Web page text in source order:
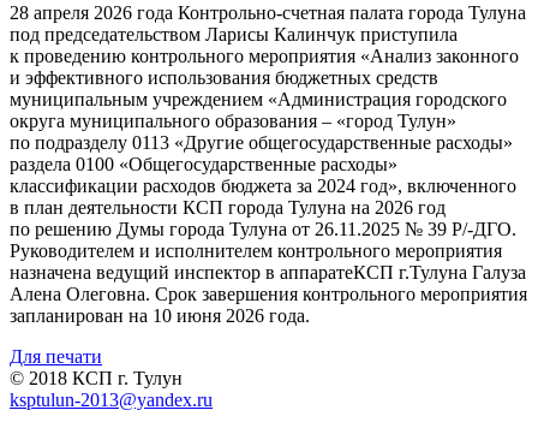
28 апреля 2026 года Контрольно-счетная палата города Тулуна
под председательством Ларисы Калинчук приступила
к проведению контрольного мероприятия «Анализ законного
и эффективного использования бюджетных средств
муниципальным учреждением «Администрация городского
округа муниципального образования – «город Тулун»
по подразделу 0113 «Другие общегосударственные расходы»
раздела 0100 «Общегосударственные расходы»
классификации расходов бюджета за 2024 год», включенного
в план деятельности КСП города Тулуна на 2026 год
по решению Думы города Тулуна от 26.11.2025 № 39 Р/-ДГО.
Руководителем и исполнителем контрольного мероприятия
назначена ведущий инспектор в аппаратеКСП г.Тулуна Галуза
Алена Олеговна. Срок завершения контрольного мероприятия
запланирован на 10 июня 2026 года.
Для печати
© 2018 КСП г. Тулун
ksptulun-2013@yandex.ru